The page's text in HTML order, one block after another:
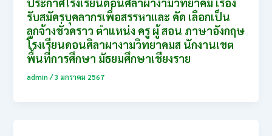
รับสมัครบุคลากรเพื่อสรรหาและ คัด เลือกเป็น
ลูกจ้างชั่วคราว ตำแหน่ง ครู ผู้ สอน ภาษาอังกฤษ
โรงเรียนดอนศิลาผางามวิทยาคมส นักงานเขต
พื้นที่การศึกษา มัธยมศึกษาเชียงราย
admin/3 มกราคม 2567